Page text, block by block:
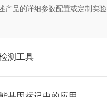
品的详细参数配置或定制实
测工具